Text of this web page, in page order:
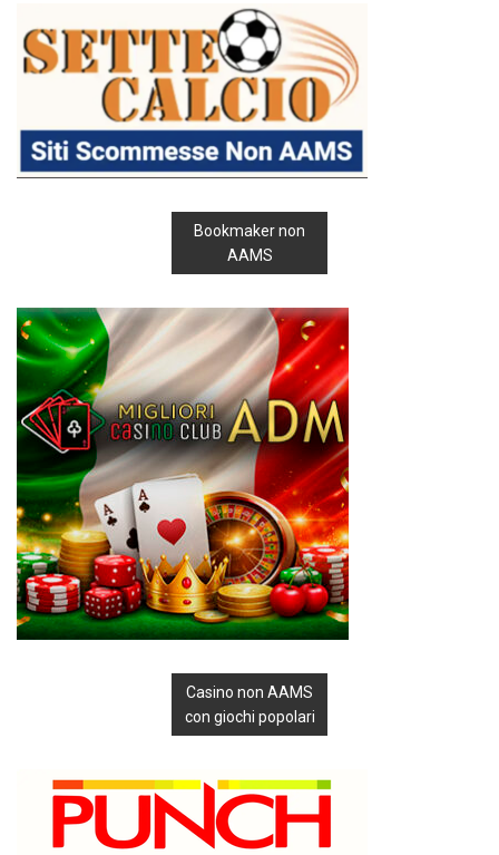
Bookmaker non
AAMS
Casino non AAMS
con giochi popolari